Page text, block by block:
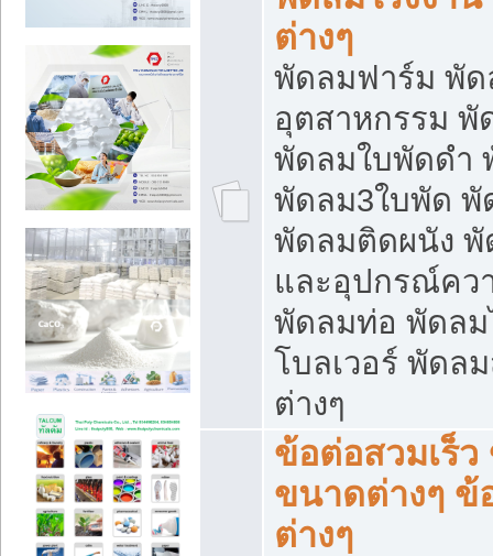
ต่างๆ
พัดลมฟาร์ม พัด
อุตสาหกรรม
พัดลมใบพัดดำ
พัดลม3ใบพัด พั
พัดลมติดผนัง
และอุปกรณ์คว
พัดลมท่อ พัดลม
โบลเวอร์ พัดล
ต่างๆ
ข้อต่อสวมเร็
ขนาดต่างๆ ข้
ต่างๆ